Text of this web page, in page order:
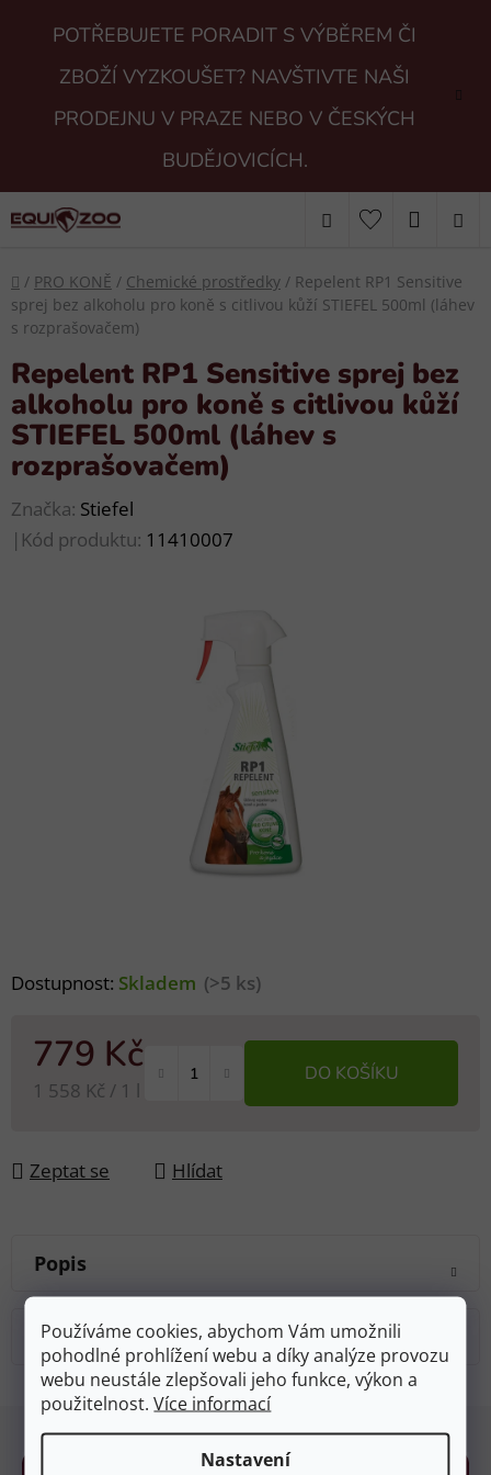
Používáme cookies, abychom Vám umožnili
pohodlné prohlížení webu a díky analýze provozu
webu neustále zlepšovali jeho funkce, výkon a
použitelnost.Více informací
Nastavení
POTŘEBUJETE PORADIT S VÝBĚREM ČI
ZBOŽÍ VYZKOUŠET? NAVŠTIVTE NAŠI
PRODEJNU V PRAZE NEBO V ČESKÝCH
BUDĚJOVICÍCH.
Hledat
KOŠÍK
Domů
/ PRO KONĚ / Chemické prostředky / Repelent RP1 Sensitive
sprej bez alkoholu pro koně s citlivou kůží STIEFEL 500ml (láhev
s rozprašovačem)
Dostupnost: Skladem (>5 ks)
779 Kč
Měrná cena:
1 558 Kč / 1 l
DO KOŠÍKU
Zeptat se Hlídat
Repelent RP1 Sensitive sprej bez
alkoholu pro koně s citlivou kůží
STIEFEL 500ml (láhev s
rozprašovačem)
Značka: Stiefel
| Kód produktu: 11410007
Popis
Diskuze